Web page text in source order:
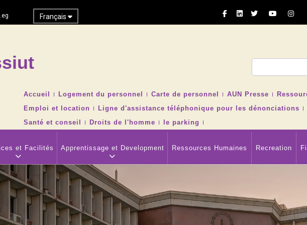
Français
TOP
NAVIGATION
MENU
Accueil Logement du personnel Carte de personnel AUN Presse
Emploi et location
Ligne d'assistance téléphonique pour les dénonciations
Santé et conseil
Droits de l'homme le parking
et Facilités Apprentissage et Development Ressources Humaines Recreation